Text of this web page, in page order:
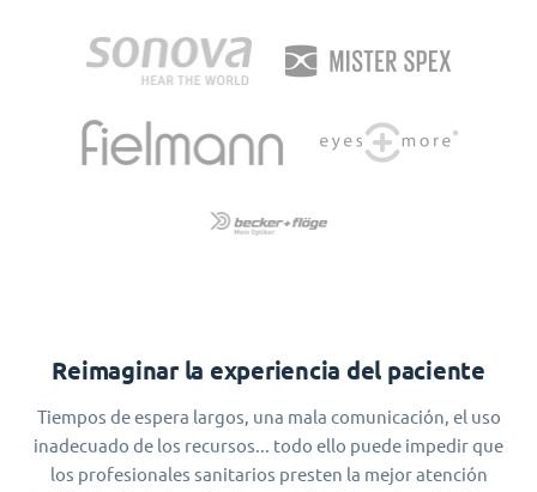
Reimaginar la experiencia del paciente
Tiempos de espera largos, una mala comunicación, el uso
inadecuado de los recursos... todo ello puede impedir que
los profesionales sanitarios presten la mejor atención